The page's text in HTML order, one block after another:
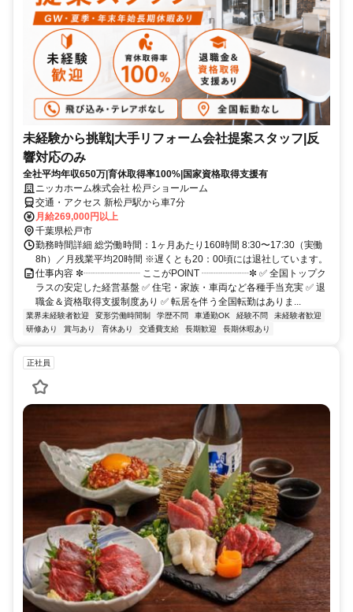
未経験から挑戦|大手リフォーム会社提案スタッフ|反
響対応のみ
全社平均年収650万|育休取得率100%|国家資格取得支援有
ニッカホーム株式会社 松戸ショールーム
交通・アクセス 新松戸駅から車7分
月給269,000円以上
千葉県松戸市
勤務時間詳細 総労働時間：1ヶ月あたり160時間 8:30〜17:30（実働
8h）／月残業平均20時間 ※遅くとも20：00頃には退社しています。
仕事内容 ✼┈┈┈┈┈┈ ここがPOINT ┈┈┈┈┈✼ ✅ 全国トップク
ラスの安定した経営基盤 ✅ 住宅・家族・車両など各種手当充実 ✅ 退
職金＆資格取得支援制度あり ✅ 転居を伴う全国転勤はありま...
業界未経験者歓迎 変形労働時間制 学歴不問 車通勤OK 経験不問
未経験者歓迎
研修あり
賞与あり 育休あり 交通費支給 長期歓迎 長期休暇あり
正社員